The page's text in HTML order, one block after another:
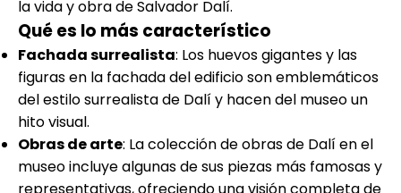
la vida y obra de Salvador Dalí.
Qué es lo más característico
Fachada surrealista: Los huevos gigantes y las
figuras en la fachada del edificio son emblemáticos
del estilo surrealista de Dalí y hacen del museo un
hito visual.
Obras de arte: La colección de obras de Dalí en el
museo incluye algunas de sus piezas más famosas y
representativas, ofreciendo una visión completa de